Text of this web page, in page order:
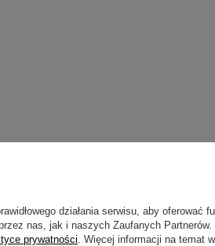
działania serwisu, aby oferować
nas, jak i naszych Zaufanych
prywatności. Więcej informacji na temat